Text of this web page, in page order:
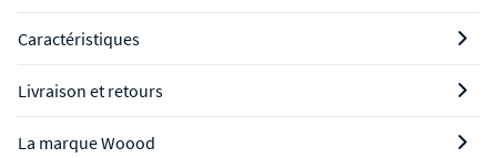
Caractéristiques
Livraison et retours
La marque Woood